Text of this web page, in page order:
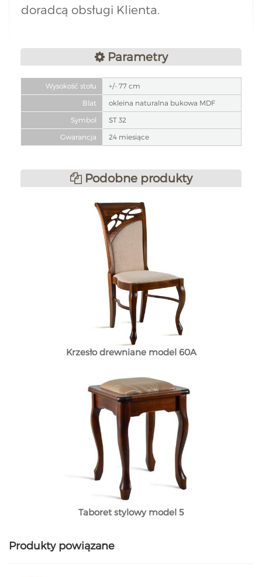
doradcą obsługi Klienta.
Parametry
Wysokość stołu
+/- 77 cm
Blat
okleina naturalna bukowa MDF
Symbol
ST 32
Gwarancja
24 miesiące
Podobne produkty
Krzesło drewniane model 60A
Taboret stylowy model 5
Produkty powiązane